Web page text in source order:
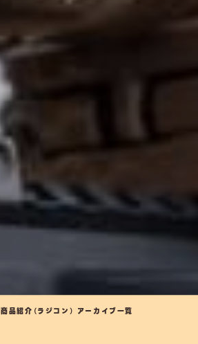
商品紹介（ラジコン） アーカイブ一覧